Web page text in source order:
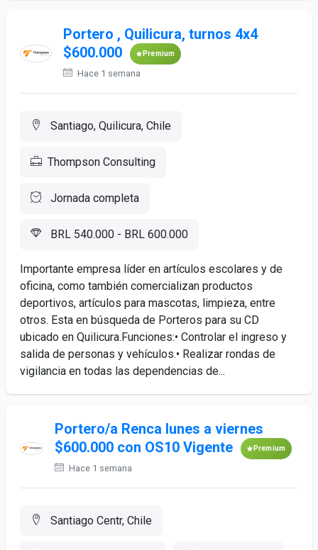
Portero , Quilicura, turnos 4x4
$600.000
Premium
Hace 1 semana
Santiago, Quilicura, Chile
Thompson Consulting
Jornada completa
BRL 540.000 - BRL 600.000
Importante empresa líder en artículos escolares y de
oficina, como también comercializan productos
deportivos, artículos para mascotas, limpieza, entre
otros. Esta en búsqueda de Porteros para su CD
ubicado en Quilicura.Funciones:• Controlar el ingreso y
salida de personas y vehículos.• Realizar rondas de
vigilancia en todas las dependencias de...
Portero/a Renca lunes a viernes
$600.000 con OS10 Vigente
Premium
Hace 1 semana
Santiago Centr, Chile